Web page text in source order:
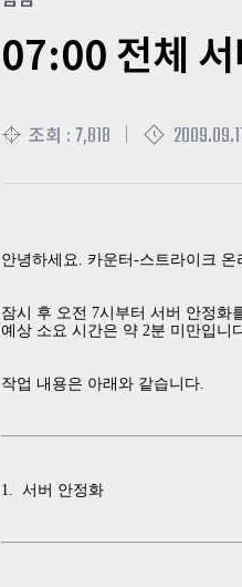
07:00 전체
조회 : 7,818
안녕하세요. 카운터-스트라이크
잠시 후 오전 7시부터 서버 안정화
예상 소요 시간은 약 2분 미만입니
작업 내용은 아래와 같습니다.
1. 서버 안정화